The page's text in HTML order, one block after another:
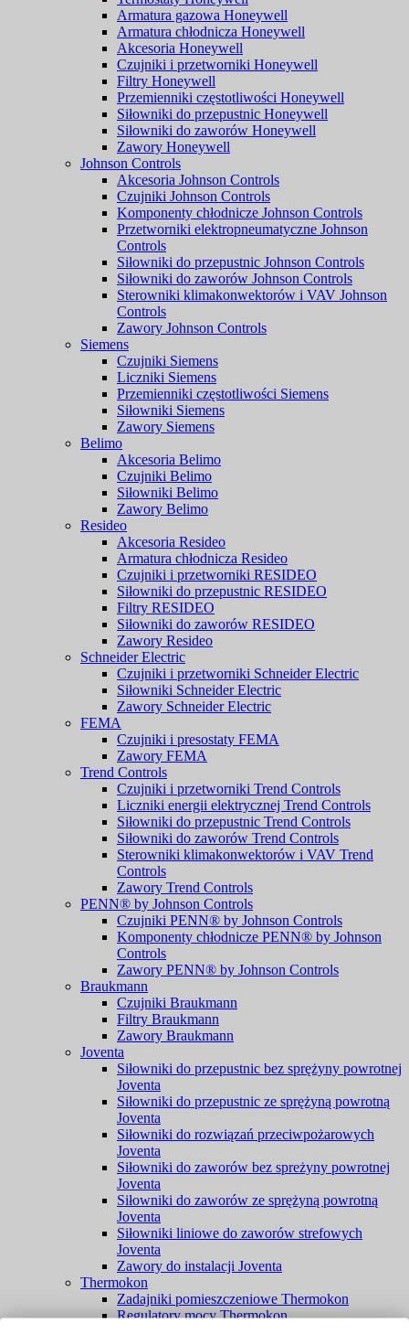
Armatura gazowa Honeywell
Armatura chłodnicza Honeywell
Akcesoria Honeywell
Czujniki i przetworniki Honeywell
Filtry Honeywell
Przemienniki częstotliwości Honeywell
Siłowniki do przepustnic Honeywell
Siłowniki do zaworów Honeywell
Zawory Honeywell
Johnson Controls
Akcesoria Johnson Controls
Czujniki Johnson Controls
Komponenty chłodnicze Johnson Controls
Przetworniki elektropneumatyczne Johnson
Controls
Siłowniki do przepustnic Johnson Controls
Siłowniki do zaworów Johnson Controls
Sterowniki klimakonwektorów i VAV Johnson
Controls
Zawory Johnson Controls
Siemens
Czujniki Siemens
Liczniki Siemens
Przemienniki częstotliwości Siemens
Siłowniki Siemens
Zawory Siemens
Belimo
Akcesoria Belimo
Czujniki Belimo
Siłowniki Belimo
Zawory Belimo
Resideo
Akcesoria Resideo
Armatura chłodnicza Resideo
Czujniki i przetworniki RESIDEO
Siłowniki do przepustnic RESIDEO
Filtry RESIDEO
Siłowniki do zaworów RESIDEO
Zawory Resideo
Schneider Electric
Czujniki i przetworniki Schneider Electric
Siłowniki Schneider Electric
Zawory Schneider Electric
FEMA
Czujniki i presostaty FEMA
Zawory FEMA
Trend Controls
Czujniki i przetworniki Trend Controls
Liczniki energii elektrycznej Trend Controls
Siłowniki do przepustnic Trend Controls
Siłowniki do zaworów Trend Controls
Sterowniki klimakonwektorów i VAV Trend
Controls
Zawory Trend Controls
PENN® by Johnson Controls
Czujniki PENN® by Johnson Controls
Komponenty chłodnicze PENN® by Johnson
Controls
Zawory PENN® by Johnson Controls
Braukmann
Czujniki Braukmann
Filtry Braukmann
Zawory Braukmann
Joventa
Siłowniki do przepustnic bez sprężyny powrotnej
Joventa
Siłowniki do przepustnic ze sprężyną powrotną
Joventa
Siłowniki do rozwiązań przeciwpożarowych
Joventa
Siłowniki do zaworów bez spreżyny powrotnej
Joventa
Siłowniki do zaworów ze sprężyną powrotną
Joventa
Siłowniki liniowe do zaworów strefowych
Joventa
Zawory do instalacji Joventa
Thermokon
Zadajniki pomieszczeniowe Thermokon
Regulatory mocy Thermokon